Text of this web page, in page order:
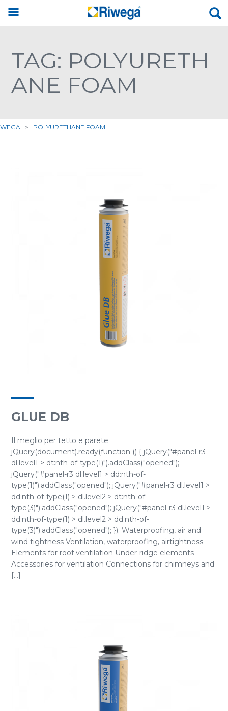
TAG: POLYURETH
ANE FOAM
> POLYURETHANE FOAM
GLUE DB
Il meglio per tetto e parete
jQuery(document).ready(function () { jQuery("#panel-r3
dl.level1 > dt:nth-of-type(1)").addClass("opened");
jQuery("#panel-r3 dl.level1 > dd:nth-of-
type(1)").addClass("opened"); jQuery("#panel-r3 dl.level1 >
dd:nth-of-type(1) > dl.level2 > dt:nth-of-
type(3)").addClass("opened"); jQuery("#panel-r3 dl.level1 >
dd:nth-of-type(1) > dl.level2 > dd:nth-of-
type(3)").addClass("opened"); }); Waterproofing, air and
wind tightness Ventilation, waterproofing, airtightness
Elements for roof ventilation Under-ridge elements
Accessories for ventilation Connections for chimneys and
[...]